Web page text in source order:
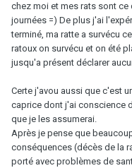
chez moi et mes rats sont
journées =) De plus j'ai
terminé, ma ratte a survécu
ratoux on survécu et on été
jusqu'a présent déclarer
Certe j'avou aussi que c'est
caprice dont j'ai conscience
que je les assumerai.
Après je pense que
conséquences (décès de la
porté avec problèmes de